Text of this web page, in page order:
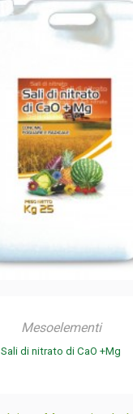
Mesoelementi
Sali di nitrato di CaO +Mg